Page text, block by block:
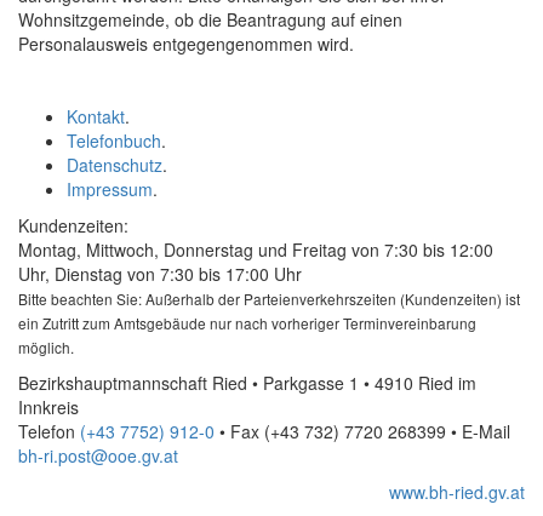
Wohnsitzgemeinde, ob die Beantragung auf einen
Personalausweis entgegengenommen wird.
Kontakt.
Telefonbuch.
Datenschutz.
Impressum.
Kundenzeiten:
Montag, Mittwoch, Donnerstag und Freitag von 7:30 bis 12:00
Uhr, Dienstag von 7:30 bis 17:00 Uhr
Bitte beachten Sie: Außerhalb der Parteienverkehrszeiten (Kundenzeiten) ist
ein Zutritt zum Amtsgebäude nur nach vorheriger Terminvereinbarung
möglich.
Bezirkshauptmannschaft Ried • Parkgasse 1 • 4910 Ried im
Innkreis
Telefon (+43 7752) 912-0 • Fax (+43 732) 7720 268399 • E-Mail
bh-ri.post@ooe.gv.at
www.bh-ried.gv.at